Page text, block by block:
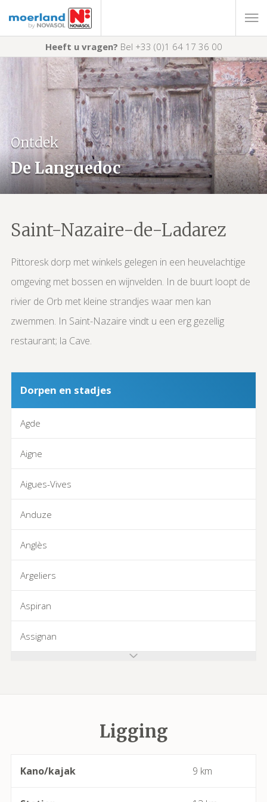
Heeft u vragen? Bel +33 (0)1 64 17 36 00
Ontdek
De Languedoc
Saint-Nazaire-de-Ladarez
Pittoresk dorp met winkels gelegen in een heuvelachtige
omgeving met bossen en wijnvelden. In de buurt loopt de
rivier de Orb met kleine strandjes waar men kan
zwemmen. In Saint-Nazaire vindt u een erg gezellig
restaurant; la Cave.
Dorpen en stadjes
Agde
Aigne
Aigues-Vives
Anduze
Anglès
Argeliers
Aspiran
Assignan
Ligging
Kano/kajak 9 km